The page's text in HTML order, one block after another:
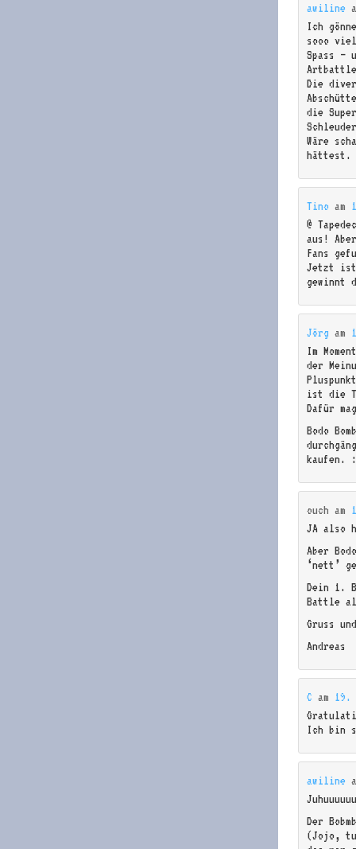
awiline
Ich
sooo
Spass –
Die
die
Wäre
hättest.
Tino am
@
aus!
Fans
Jetzt ist
gewinnt
Jörg am
Im
der
ist die
Dafür
Bodo
kaufen.
ouch am
JA also
Aber
‘nett’
Dein 1.
Battle
Gruss
Andreas
C am 19.
Ich bin
awiline
Der
(Jojo,